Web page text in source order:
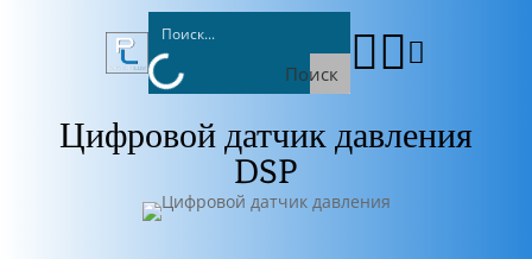
Поиск  
Цифровой датчик давления
DSP